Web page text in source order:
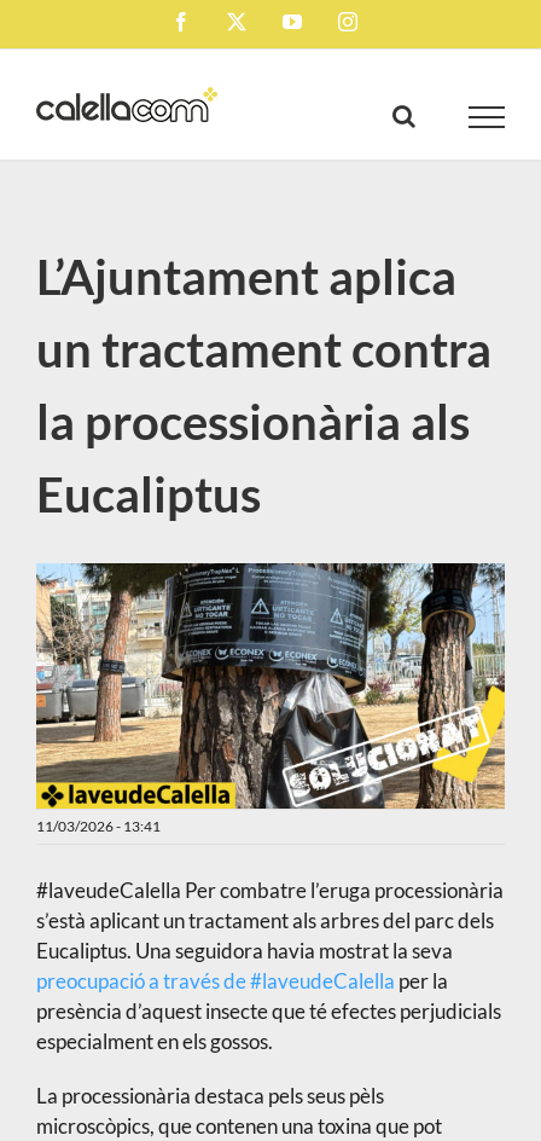
to
Facebook YouTubeInstagram
L’Ajuntament aplica
un tractament contra
la processionària als
Eucaliptus
11/03/2026 - 13:41
#laveudeCalella Per combatre l’eruga processionària
s’està aplicant un tractament als arbres del parc dels
Eucaliptus. Una seguidora havia mostrat la seva
preocupació a través de #laveudeCalella per la
presència d’aquest insecte que té efectes perjudicials
especialment en els gossos.
La processionària destaca pels seus pèls
microscòpics, que contenen una toxina que pot